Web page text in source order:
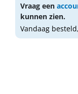
Vraag een
kunnen zien.
Vandaag